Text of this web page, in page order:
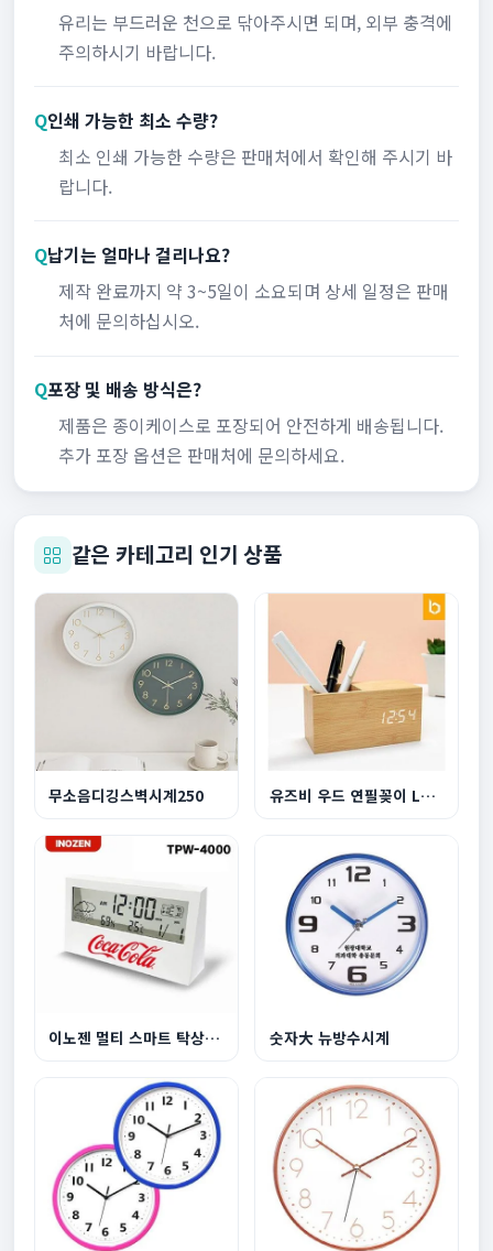
유리는 부드러운 천으로 닦아주시면 되며, 외부 충격에
주의하시기 바랍니다.
Q인쇄 가능한 최소 수량?
최소 인쇄 가능한 수량은 판매처에서 확인해 주시기 바
랍니다.
Q납기는 얼마나 걸리나요?
제작 완료까지 약 3~5일이 소요되며 상세 일정은 판매
처에 문의하십시오.
Q포장 및 배송 방식은?
제품은 종이케이스로 포장되어 안전하게 배송됩니다.
추가 포장 옵션은 판매처에 문의하세요.
같은 카테고리 인기 상품
무소음디깅스벽시계250 유즈비 우드 연필꽂이 LED탁상시계
이노젠 멀티 스마트 탁상시계 숫자大 뉴방수시계